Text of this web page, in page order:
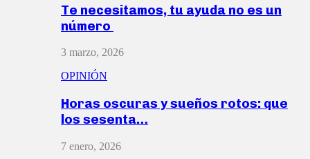
Te necesitamos, tu ayuda no es un
número
3 marzo, 2026
OPINIÓN
Horas oscuras y sueños rotos: que
los sesenta…
7 enero, 2026